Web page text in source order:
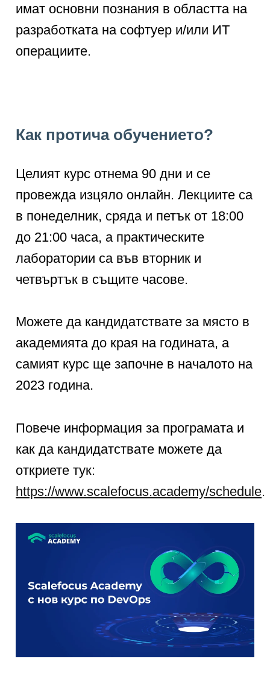
имат основни познания в областта на
разработката на софтуер и/или ИТ
операциите.
Как протича обучението?
Целият курс отнема 90 дни и се
провежда изцяло онлайн. Лекциите са
в понеделник, сряда и петък от 18:00
до 21:00 часа, а практическите
лаборатории са във вторник и
четвъртък в същите часове.
Можете да кандидатствате за място в
академията до края на годината, а
самият курс ще започне в началото на
2023 година.
Повече информация за програмата и
как да кандидатствате можете да
откриете тук:
https://www.scalefocus.academy/schedule.